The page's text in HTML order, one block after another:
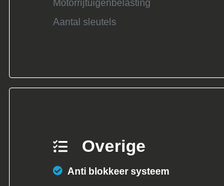
Motorrijtuigenbelasting
Aantal sleutels
Overige
Anti blokkeer systeem